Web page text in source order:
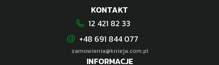
INFORMACJE
KONTAKT
12 421 82 33
+48 691 844 077
zamowienia@knieja.com.pl